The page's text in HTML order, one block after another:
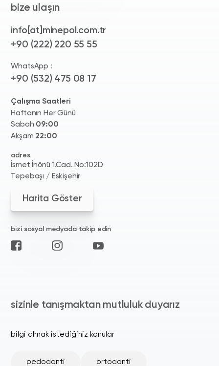
bize ulaşın
info[at]minepol.com.tr
+90 (222) 220 55 55
WhatsApp :
+90 (532) 475 08 17
Çalışma Saatleri
Haftanın Her Günü
Sabah 09:00
Akşam 22:00
adres
İsmet İnönü 1.Cad. No:102D
Tepebaşı / Eskişehir
Harita Göster
bizi sosyal medyada takip edin
sizinle tanışmaktan mutluluk duyarız
bilgi almak istediğiniz konular
pedodonti ortodonti